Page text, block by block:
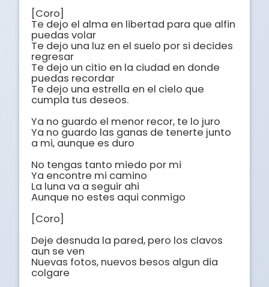
[Coro]
Te dejo el alma en libertad para que alfin
puedas volar
Te dejo una luz en el suelo por si decides
regresar
Te dejo un citio en la ciudad en donde
puedas recordar
Te dejo una estrella en el cielo que
cumpla tus deseos.
Ya no guardo el menor recor, te lo juro
Ya no guardo las ganas de tenerte junto
a mi, aunque es duro
No tengas tanto miedo por mi
Ya encontre mi camino
La luna va a seguir ahi
Aunque no estes aqui conmigo
[Coro]
Deje desnuda la pared, pero los clavos
aun se ven
Nuevas fotos, nuevos besos algun dia
colgare